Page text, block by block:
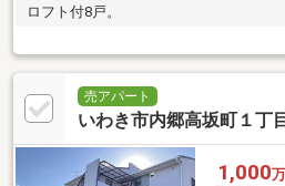
ロフト付8戸。
売アパート
いわき市内郷高坂町１丁
1,000